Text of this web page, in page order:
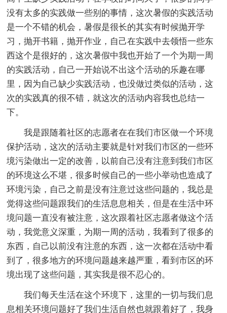
没有太多的实践做一些别的事情，这次暑假的实践活动
是一个不错的机会，暑假是很长的其实有时候抛开学
习，抛开书籍，抛开作业，自己在实践中去领悟一些东
西这个是很好的，这次暑假中我也开始了一个为期一周
的实践活动，自己一开始说不出这个活动的乐趣在哪
里，因为自己缺少实践活动，也没做过类似的活动，这
次的实践真的很不错，就这次的活动内容我也总结一
下。
我是跟随着社区的志愿者在在我们市区做一个环境
保护活动，这次的活动主要就是针对我们市区的一些环
境污染做出一定的改善，以前自己没有注意到我们市区
的环境这么不堪，很多时候自己的一些小举动也造成了
环境污染，自己之前是没有注意过这些问题的，我总是
觉得这些问题跟我们的生活息息相关，但是在生活中环
境问题一直没有被注意，这次跟着社区志愿者做这个活
动，我觉意义深重，为期一周的活动，我看到了很多的
东西，自己以前没有注意的东西，这一次都在活动中看
到了，很多地方的环境问题越来越严重，看到市区的环
境出现了这些问题，其实我是很不忍心的。
我们每天生活在这个环境下，这里的一切与我们息
息相关环境问题好了我们生活自然也就跟着好了，我身